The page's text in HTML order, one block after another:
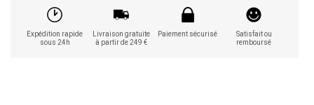
Expédition rapide
sous 24h
Livraison gratuite
à partir de 249 €
Paiement sécurisé
Satisfait ou
remboursé